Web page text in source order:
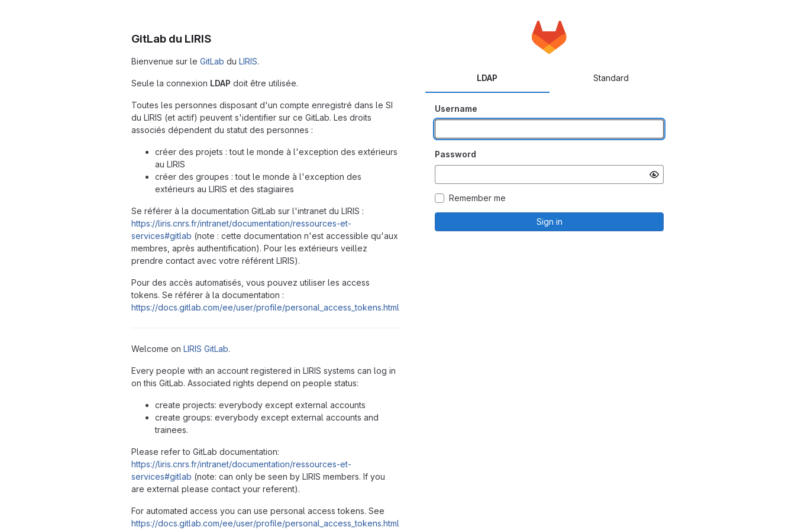
GitLab du LIRIS
Bienvenue sur le GitLab du LIRIS.
Seule la connexion LDAP doit être utilisée.
Toutes les personnes disposant d'un compte enregistré dans le SI
du LIRIS (et actif) peuvent s'identifier sur ce GitLab. Les droits
associés dépendent du statut des personnes :
créer des projets : tout le monde à l'exception des extérieurs
au LIRIS
créer des groupes : tout le monde à l'exception des
extérieurs au LIRIS et des stagiaires
Se référer à la documentation GitLab sur l'intranet du LIRIS :
https://liris.cnrs.fr/intranet/documentation/ressources-et-
services#gitlab (note : cette documentation n'est accessible qu'aux
membres, après authentification). Pour les extérieurs veillez
prendre contact avec votre référent LIRIS).
Pour des accès automatisés, vous pouvez utiliser les access
tokens. Se référer à la documentation :
https://docs.gitlab.com/ee/user/profile/personal_access_tokens.html
Welcome on LIRIS GitLab.
Every people with an account registered in LIRIS systems can log in
on this GitLab. Associated rights depend on people status:
create projects: everybody except external accounts
create groups: everybody except external accounts and
trainees.
Please refer to GitLab documentation:
https://liris.cnrs.fr/intranet/documentation/ressources-et-
services#gitlab (note: can only be seen by LIRIS members. If you
are external please contact your referent).
For automated access you can use personal access tokens. See
https://docs.gitlab.com/ee/user/profile/personal_access_tokens.html
LDAP Standard
Username
Password
Remember me
Sign in